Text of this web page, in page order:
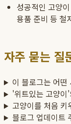
성공적인 고양
용품 준비 등 철
자주 묻는 질
이 블로그는 어떤
'위트있는 고양이
고양이를 처음 키
블로그 업데이트